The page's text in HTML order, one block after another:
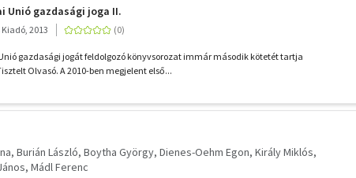
Unió gazdasági joga II.
Kiadó, 2013
gazdasági jogát feldolgozó könyvsorozat immár második kötetét tartja
Olvasó. A 2010-ben megjelent első...
Burián László Boytha György Dienes-Oehm Egon Király Miklós
Mádl Ferenc